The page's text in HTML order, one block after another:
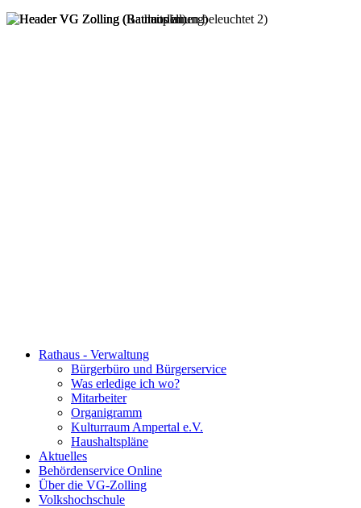
Rathaus - Verwaltung
Bürgerbüro und Bürgerservice
Was erledige ich wo?
Mitarbeiter
Organigramm
Kulturraum Ampertal e.V.
Haushaltspläne
Aktuelles
Behördenservice Online
Über die VG-Zolling
Volkshochschule